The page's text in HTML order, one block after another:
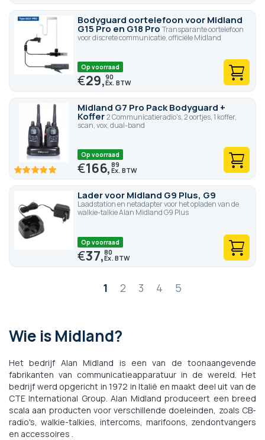
Bodyguard oortelefoon voor Midland
G15 Pro en G18 Pro Transparante oortelefoon
voor discrete communicatie, officiële Midland
Op voorraad
€29,90
Midland G7 Pro Pack Bodyguard +
Koffer2 Communicatieradio's, 2 oortjes, 1 koffer,
scan, vox, dual-band
100 100
Op voorraad
€166,89
Lader voor Midland G9 Plus, G9
Laadstation en netadapter voor het opladen van de
walkie-talkie Alan Midland G9 Plus
Op voorraad
€37,80
Pagina1 2 3 4 5
Wie is Midland?
Het bedrijf Alan Midland is een van de toonaangevende
fabrikanten van communicatieapparatuur in de wereld. Het
bedrijf werd opgericht in 1972 in Italië en maakt deel uit van de
CTE International Group. Alan Midland produceert een breed
scala aan producten voor verschillende doeleinden, zoals CB-
radio's, walkie-talkies, intercoms, marifoons, zendontvangers
en accessoires .